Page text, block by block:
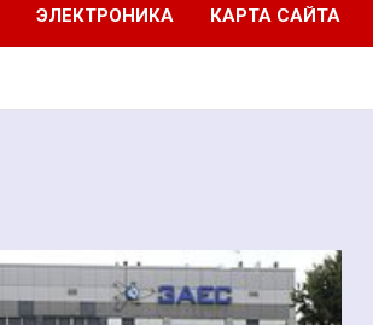
ЭЛЕКТРОНИКА КАРТА САЙТА